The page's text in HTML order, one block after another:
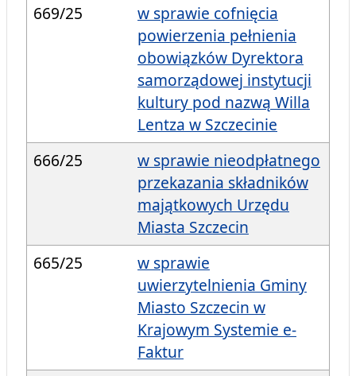
669/25
w sprawie cofnięcia
powierzenia pełnienia
obowiązków Dyrektora
samorządowej instytucji
kultury pod nazwą Willa
Lentza w Szczecinie
666/25
w sprawie nieodpłatnego
przekazania składników
majątkowych Urzędu
Miasta Szczecin
665/25
w sprawie
uwierzytelnienia Gminy
Miasto Szczecin w
Krajowym Systemie e-
Faktur